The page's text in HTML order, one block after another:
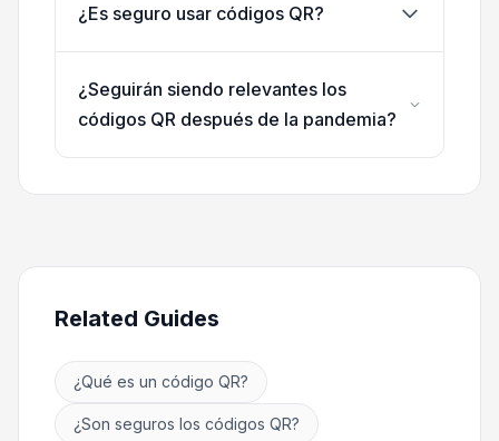
¿Es seguro usar códigos QR?
¿Seguirán siendo relevantes los
códigos QR después de la pandemia?
Related Guides
¿Qué es un código QR?
¿Son seguros los códigos QR?